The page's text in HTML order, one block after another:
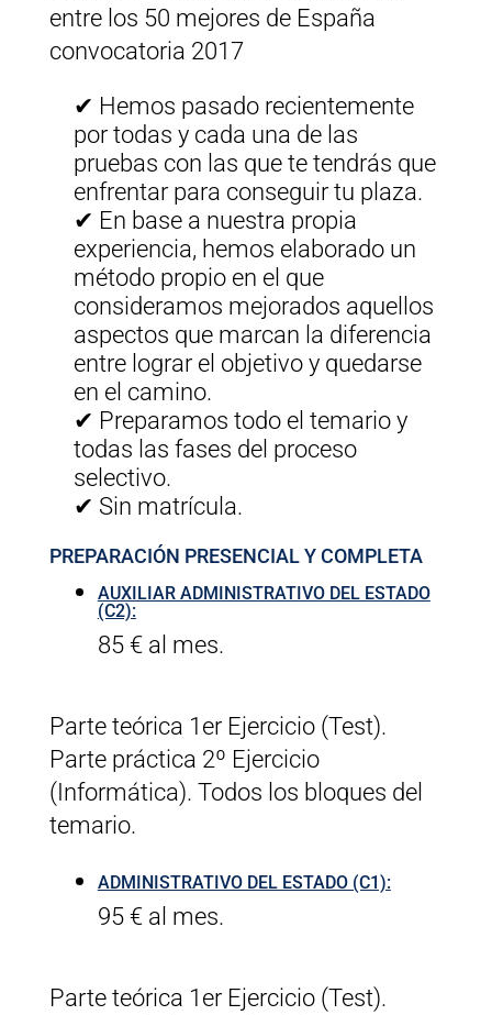
entre los 50 mejores de España
convocatoria 2017
✔ Hemos pasado recientemente
por todas y cada una de las
pruebas con las que te tendrás que
enfrentar para conseguir tu plaza.
✔ En base a nuestra propia
experiencia, hemos elaborado un
método propio en el que
consideramos mejorados aquellos
aspectos que marcan la diferencia
entre lograr el objetivo y quedarse
en el camino.
✔ Preparamos todo el temario y
todas las fases del proceso
selectivo.
✔ Sin matrícula.
PREPARACIÓN PRESENCIAL Y COMPLETA
AUXILIAR ADMINISTRATIVO DEL ESTADO
(C2):
85 € al mes.
Parte teórica 1er Ejercicio (Test).
Parte práctica 2º Ejercicio
(Informática). Todos los bloques del
temario.
ADMINISTRATIVO DEL ESTADO (C1):
95 € al mes.
Parte teórica 1er Ejercicio (Test).